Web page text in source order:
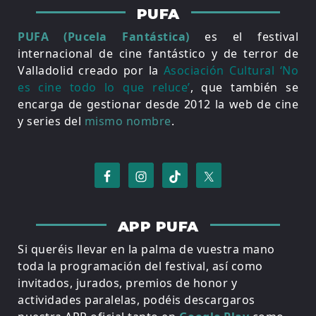
PUFA
PUFA (Pucela Fantástica) es el festival
internacional de cine fantástico y de terror de
Valladolid creado por la Asociación Cultural ‘No
es cine todo lo que reluce’, que también se
encarga de gestionar desde 2012 la web de cine
y series del mismo nombre.
APP PUFA
Si queréis llevar en la palma de vuestra mano
toda la programación del festival, así como
invitados, jurados, premios de honor y
actividades paralelas, podéis descargaros